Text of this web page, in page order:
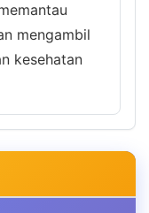
mengambil
kesehatan